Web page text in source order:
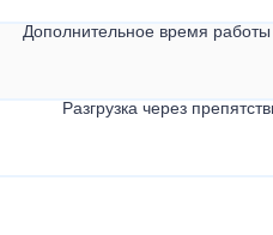
Дополнительное время
Разгрузка через